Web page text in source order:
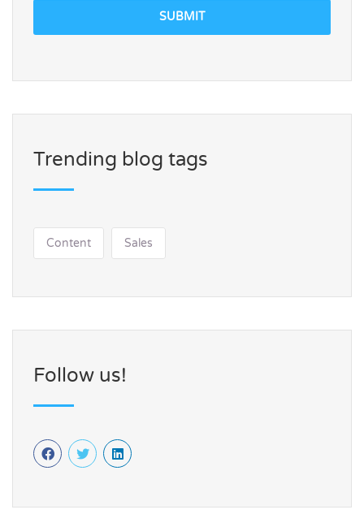
SUBMIT
Trending blog tags
Content Sales
Follow us!